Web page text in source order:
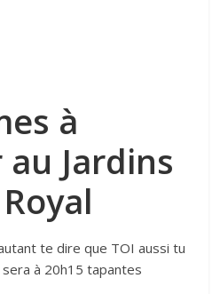
à
au Jardins
te dire que TOI aussi tu
à 20h15 tapantes